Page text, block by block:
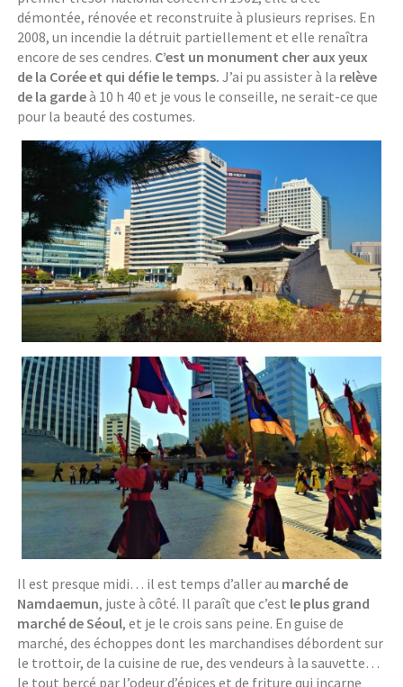
démontée, rénovée et reconstruite à plusieurs reprises. En
2008, un incendie la détruit partiellement et elle renaîtra
encore de ses cendres. C’est un monument cher aux yeux
de la Corée et qui défie le temps. J’ai pu assister à la relève
de la gardeà 10 h 40 et je vous le conseille, ne serait-ce que
pour la beauté des costumes.
Il est presque midi… il est temps d’aller au marché de
Namdaemun, juste à côté. Il paraît que c’est le plus grand
marché de Séoul, et je le crois sans peine. En guise de
marché, des échoppes dont les marchandises débordent sur
le trottoir, de la cuisine de rue, des vendeurs à la sauvette…
le tout bercé par l’odeur d’épices et de friture qui incarne